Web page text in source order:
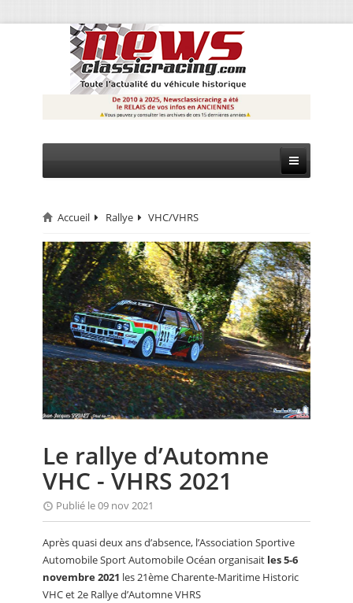
CIRCUIT
RALLYE
MONTAGNE
EVÈNEMENTS
CALENDRIER
FOCUS
ANNUAIRES
PETITES ANNONCES
Accueil Rallye VHC/VHRS
Le rallye d’Automne
VHC - VHRS 2021
Publié le 09 nov 2021
Après quasi deux ans d’absence, l’Association Sportive
Automobile Sport Automobile Océan organisait les 5-6
novembre 2021 les 21ème Charente-Maritime Historic
VHC et 2e Rallye d’Automne VHRS